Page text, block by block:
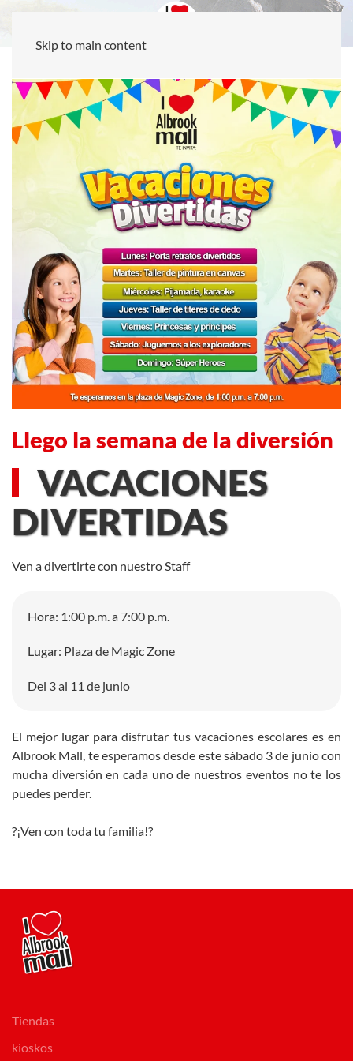
Skip to main content
Llego la semana de la diversión
VACACIONES
DIVERTIDAS
Ven a divertirte con nuestro Staff
Hora: 1:00 p.m. a 7:00 p.m.
Lugar: Plaza de Magic Zone
Del 3 al 11 de junio
El mejor lugar para disfrutar tus vacaciones escolares es en
Albrook Mall, te esperamos desde este sábado 3 de junio con
mucha diversión en cada uno de nuestros eventos no te los
puedes perder.
?¡Ven con toda tu familia!?
Tiendas
kioskos